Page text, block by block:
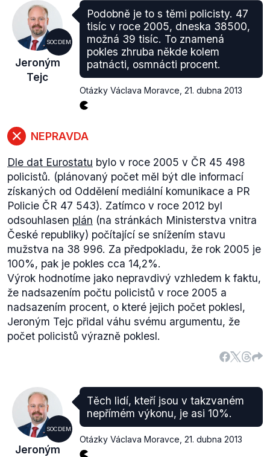
nižší částku, hodnotíme výrok jako zavádějící.
SOCDEM
Jeroným
Tejc
Podobně je to s těmi policisty. 47
tisíc v roce 2005, dneska 38500,
možná 39 tisíc. To znamená
pokles zhruba někde kolem
patnácti, osmnácti procent.
Otázky Václava Moravce 21. dubna 2013
NEPRAVDA
Dle dat Eurostatu bylo v roce 2005 v ČR 45 498
policistů. (plánovaný počet měl být dle informací
získaných od Oddělení mediální komunikace a PR
Policie ČR 47 543). Zatímco v roce 2012 byl
odsouhlasen plán (na stránkách Ministerstva vnitra
České republiky) počítající se snížením stavu
mužstva na 38 996. Za předpokladu, že rok 2005 je
100%, pak je pokles cca 14,2%.
Výrok hodnotíme jako nepravdivý vzhledem k faktu,
že nadsazením počtu policistů v roce 2005 a
nadsazením procent, o které jejich počet poklesl,
Jeroným Tejc přidal váhu svému argumentu, že
počet policistů výrazně poklesl.
SOCDEM
Jeroným
Těch lidí, kteří jsou v takzvaném
nepřímém výkonu, je asi 10%.
Otázky Václava Moravce 21. dubna 2013